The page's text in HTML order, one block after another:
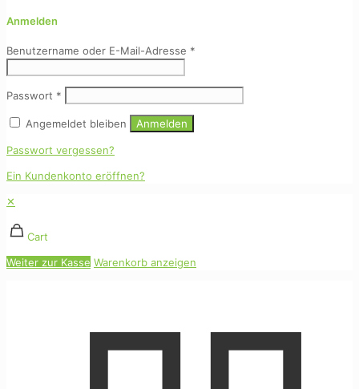
Anmelden
Benutzername oder E-Mail-Adresse *
Passwort *
Angemeldet bleiben Anmelden
Passwort vergessen?
Ein Kundenkonto eröffnen?
✕
Cart
Weiter zur Kasse Warenkorb anzeigen